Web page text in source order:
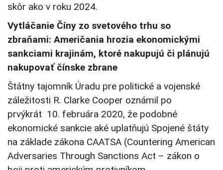
skôr ako v roku 2024.
Vytláčanie Číny zo svetového trhu so
zbraňami: Američania hrozia ekonomickými
sankciami krajinám, ktoré nakupujú či plánujú
nakupovať čínske zbrane
Štátny tajomník Úradu pre politické a vojenské
záležitosti R. Clarke Cooper oznámil po
prvýkrát 10. februára 2020, že podobné
ekonomické sankcie aké uplatňujú Spojené štáty
na základe zákona CAATSA (Countering American
Adversaries Through Sanctions Act – zákon o